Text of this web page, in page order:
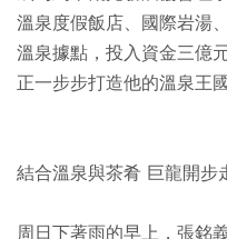
溫泉度假飯店、國際岩湯
溫泉據點，投入資金三億
正一步步打造他的溫泉王國
結合溫泉與茶肴 巨龍開步
周日下著雨的早上，張銘